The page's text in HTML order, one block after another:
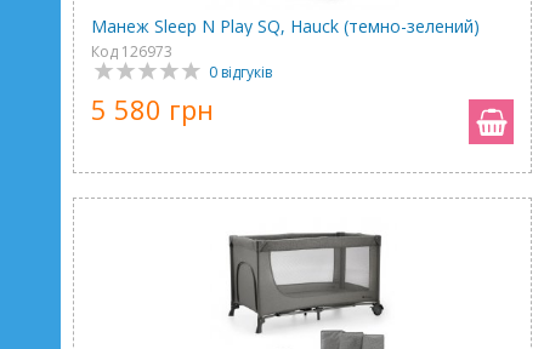
Манеж Sleep N Play SQ, Hauck (темно-зелений)
Код 126973
0 відгуків
5 580 грн